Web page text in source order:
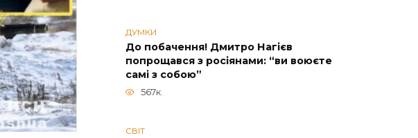
ДУМКИ
До побачення! Дмитро Нагієв
попрощався з росіянами: “ви воюєте
самі з собою”
567к.
СВІТ